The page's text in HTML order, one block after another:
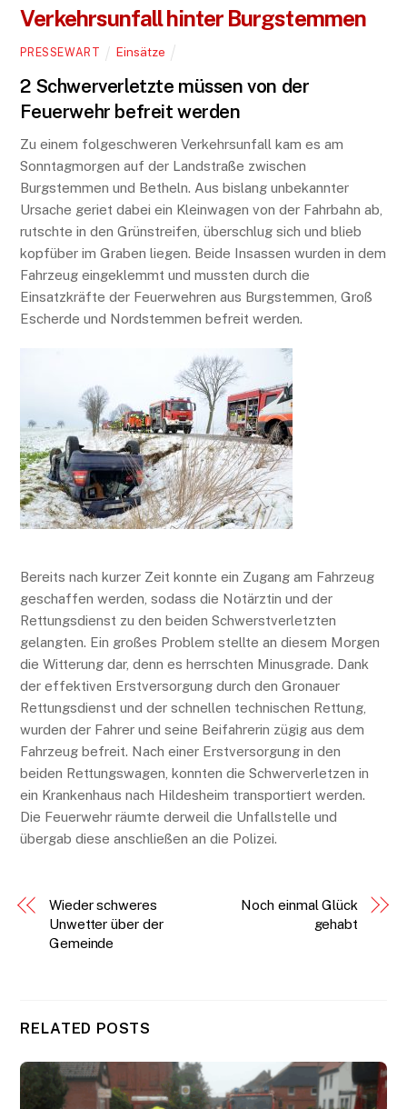
Verkehrsunfall hinter Burgstemmen
PRESSEWART Einsätze
2 Schwerverletzte müssen von der
Feuerwehr befreit werden
Zu einem folgeschweren Verkehrsunfall kam es am
Sonntagmorgen auf der Landstraße zwischen
Burgstemmen und Betheln. Aus bislang unbekannter
Ursache geriet dabei ein Kleinwagen von der Fahrbahn ab,
rutschte in den Grünstreifen, überschlug sich und blieb
kopfüber im Graben liegen. Beide Insassen wurden in dem
Fahrzeug eingeklemmt und mussten durch die
Einsatzkräfte der Feuerwehren aus Burgstemmen, Groß
Escherde und Nordstemmen befreit werden.
Bereits nach kurzer Zeit konnte ein Zugang am Fahrzeug
geschaffen werden, sodass die Notärztin und der
Rettungsdienst zu den beiden Schwerstverletzten
gelangten. Ein großes Problem stellte an diesem Morgen
die Witterung dar, denn es herrschten Minusgrade. Dank
der effektiven Erstversorgung durch den Gronauer
Rettungsdienst und der schnellen technischen Rettung,
wurden der Fahrer und seine Beifahrerin zügig aus dem
Fahrzeug befreit. Nach einer Erstversorgung in den
beiden Rettungswagen, konnten die Schwerverletzen in
ein Krankenhaus nach Hildesheim transportiert werden.
Die Feuerwehr räumte derweil die Unfallstelle und
übergab diese anschließen an die Polizei.
Wieder schweres
Unwetter über der
Gemeinde
Noch einmal Glück
gehabt
RELATED POSTS